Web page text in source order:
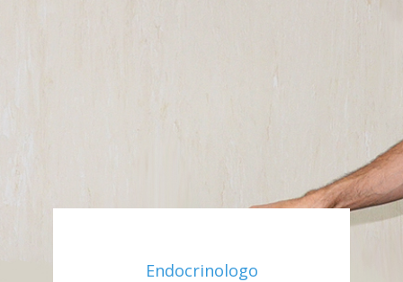
Endocrinologo